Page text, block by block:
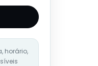
horário,